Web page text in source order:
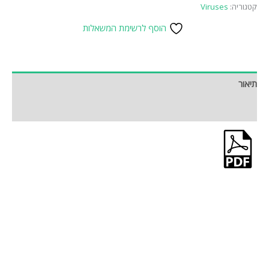
קטגוריה: Viruses
הוסף לרשימת המשאלות
תיאור